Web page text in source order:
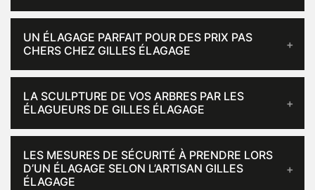
UN ÉLAGAGE PARFAIT POUR DES PRIX PAS
CHERS CHEZ GILLES ÉLAGAGE
LA SCULPTURE DE VOS ARBRES PAR LES
ÉLAGUEURS DE GILLES ÉLAGAGE
LES MESURES DE SÉCURITÉ À PRENDRE LORS
D’UN ÉLAGAGE SELON L’ARTISAN GILLES
ÉLAGAGE